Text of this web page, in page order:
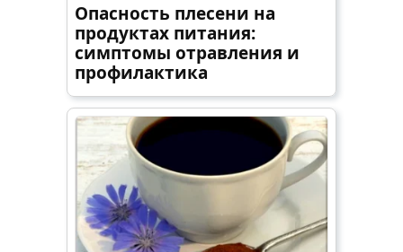
Опасность плесени на
продуктах питания:
симптомы отравления и
профилактика